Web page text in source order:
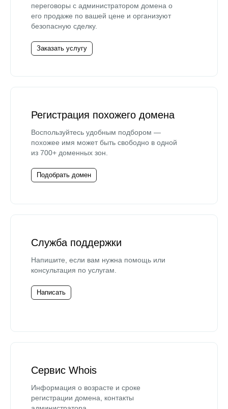
переговоры с администратором домена о
его продаже по вашей цене и организуют
безопасную сделку.
Заказать услугу
Регистрация похожего домена
Воспользуйтесь удобным подбором —
похожее имя может быть свободно в одной
из 700+ доменных зон.
Подобрать домен
Служба поддержки
Напишите, если вам нужна помощь или
консультация по услугам.
Написать
Сервис Whois
Информация о возрасте и сроке
регистрации домена, контакты